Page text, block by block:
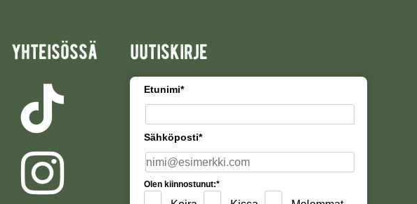
yhteisössä uutiskirje
Etunimi*
Sähköposti*
Olen kiinnostunut:*